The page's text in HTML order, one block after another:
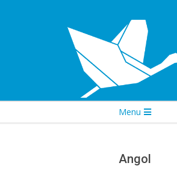
Indulunk! Hamarosan
Menu
Angol